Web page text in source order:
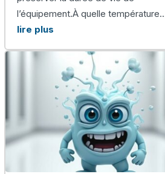
l’équipement.À quelle
lire plus